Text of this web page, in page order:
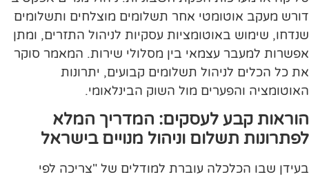
דורש מעקב אוטומטי אחר תשלומים מוצלחים ותשלומים
שנדחו, שימוש באוטומציות עסקיות לניהול התזרים, ומתן
אפשרות למעבר עצמאי בין מסלולי שירות. המאמר סוקר
את כל הכלים לניהול תשלומים קבועים, יתרונות
האוטומציה והפערים מול השוק הבינלאומי.
הוראות קבע לעסקים: המדריך המלא
לפתרונות תשלום וניהול מנויים בישראל
בעידן שבו הכלכלה עוברת למודלים של "צריכה לפי